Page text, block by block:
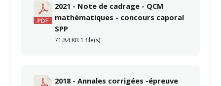
2021 - Note de cadrage - QCM
mathématiques - concours caporal
SPP
71.84 KB 1 file(s)
2018 - Annales corrigées -épreuve